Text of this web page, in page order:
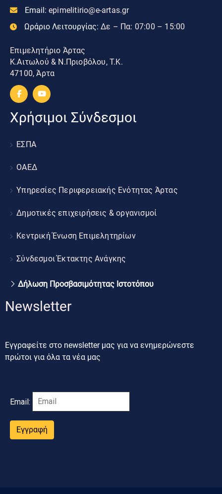
Email: epimelitirio@e-artas.gr
Ωράριο Λειτουργίας: Δε – Πα: 07:00 – 15:00
Επιμελητήριο Άρτας
Κ.Αιτωλού & Ν.Πριοβόλου, Τ.Κ.
47100, Άρτα
Χρήσιμοι Σύνδεσμοι
ΕΣΠΑ
ΟΑΕΔ
Υπηρεσίες Περιφερειακής Ενότητας Άρτας
Δημοτικές επιχειρήσεις & οργανισμοί
Κεντρική Ένωση Επιμελητηρίων
Σύνδεσμοι Έκτακτης Ανάγκης
Δήλωση Προσβασιμότητας Ιστοτόπου
Newsletter
Εγγραφείτε στο newsletter μας για να ενημερώνεστε
πρώτοι για όλα τα νέα μας
Email:
Εγγραφή